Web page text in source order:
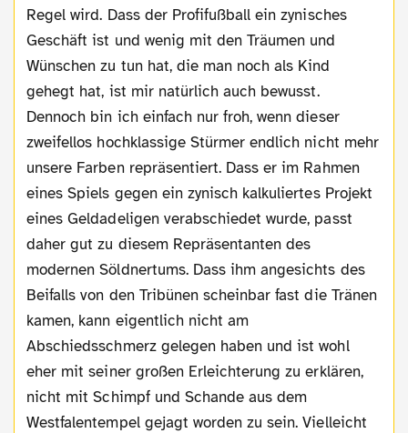
Regel wird. Dass der Profifußball ein zynisches
Geschäft ist und wenig mit den Träumen und
Wünschen zu tun hat, die man noch als Kind
gehegt hat, ist mir natürlich auch bewusst.
Dennoch bin ich einfach nur froh, wenn dieser
zweifellos hochklassige Stürmer endlich nicht mehr
unsere Farben repräsentiert. Dass er im Rahmen
eines Spiels gegen ein zynisch kalkuliertes Projekt
eines Geldadeligen verabschiedet wurde, passt
daher gut zu diesem Repräsentanten des
modernen Söldnertums. Dass ihm angesichts des
Beifalls von den Tribünen scheinbar fast die Tränen
kamen, kann eigentlich nicht am
Abschiedsschmerz gelegen haben und ist wohl
eher mit seiner großen Erleichterung zu erklären,
nicht mit Schimpf und Schande aus dem
Westfalentempel gejagt worden zu sein. Vielleicht